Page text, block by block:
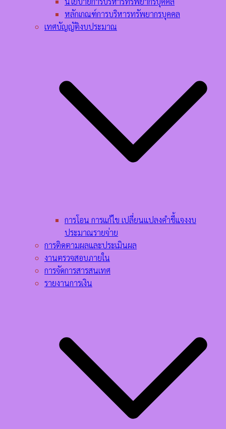
หลักเกณฑ์การบริหารทรัพยากรบุคคล​
เทศบัญญัติงบประมาณ
การโอน การแก้ไข เปลี่ยนแปลงคำชี้แจงงบ
ประมาณรายจ่าย
การติดตามผลและประเมินผล
งานตรวจสอบภายใน
การจัดการสารสนเทศ
รายงานการเงิน